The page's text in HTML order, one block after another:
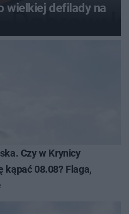
wielkiej defilady na
Czy w Krynicy
kąpać 08.08? Flaga,